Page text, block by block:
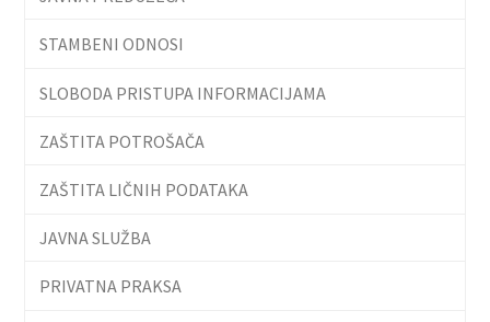
STAMBENI ODNOSI
SLOBODA PRISTUPA INFORMACIJAMA
ZAŠTITA POTROŠAČA
ZAŠTITA LIČNIH PODATAKA
JAVNA SLUŽBA
PRIVATNA PRAKSA